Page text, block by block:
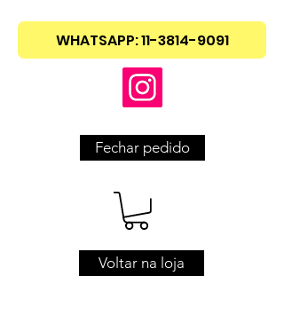
WHATSAPP: 11-3814-9091
Fechar pedido
Voltar na loja